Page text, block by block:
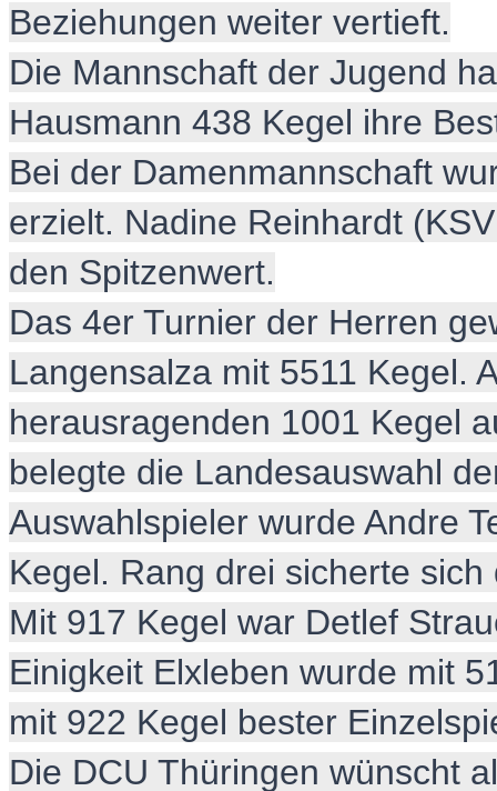
Beziehungen weiter vertieft.
Die Mannschaft der Jugend
Hausmann 438 Kegel ihre
Bei der Damenmannschaft
erzielt. Nadine Reinhardt
den Spitzenwert.
Das 4er Turnier der Herren
Langensalza mit 5511 Kegel.
herausragenden 1001 Kegel
belegte die Landesauswahl
Auswahlspieler wurde Andre
Kegel. Rang drei sicherte
Mit 917 Kegel war Detlef
Einigkeit Elxleben wurde mit
mit 922 Kegel bester
Die DCU Thüringen wünscht